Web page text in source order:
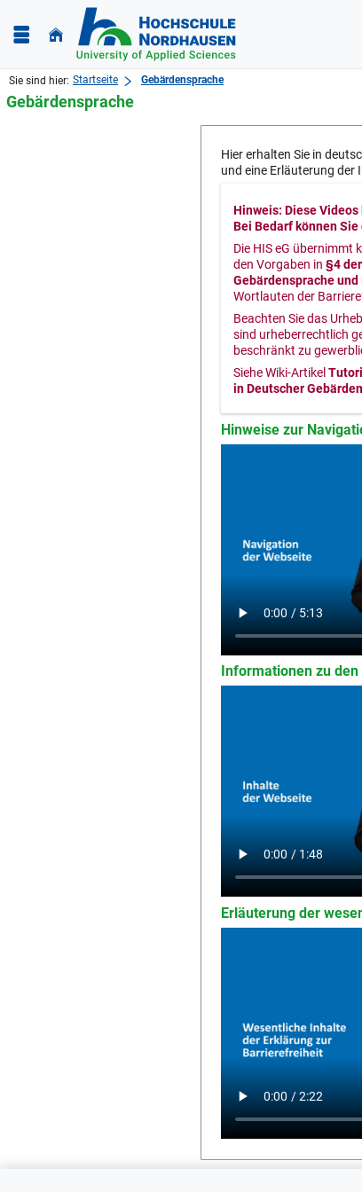
Sie sind hier: Startseite Gebärdensprache
Gebärdensprache
Hier erhalten Sie in
und eine Erläuterung der
Hinweis: Diese
Bei Bedarf können
Die HIS eG übernimmt
den Vorgaben in §4
Gebärdensprache
Wortlauten der
Beachten Sie das
sind urheberrechtlich
beschränkt zu
Siehe Wiki-Artikel
in Deutscher
Hinweise zur
Informationen zu
Erläuterung der